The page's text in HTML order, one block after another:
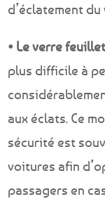
d’éclatement du
• Le verre
plus difficile à
aux éclats. Ce
sécurité est
voitures afin
passagers en